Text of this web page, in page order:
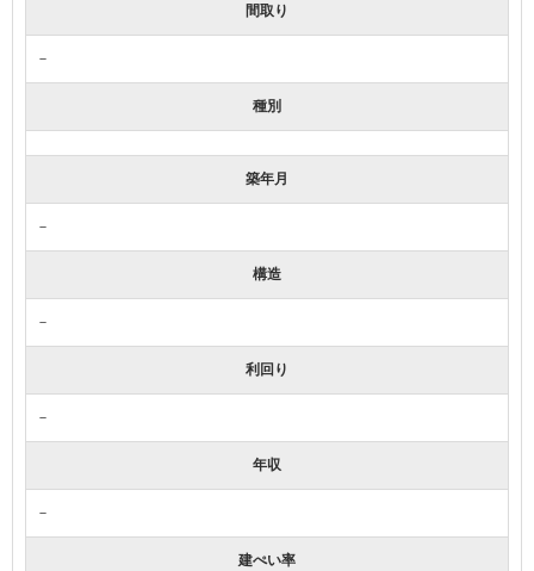
間取り
－
種別
築年月
－
構造
－
利回り
－
年収
－
建ぺい率